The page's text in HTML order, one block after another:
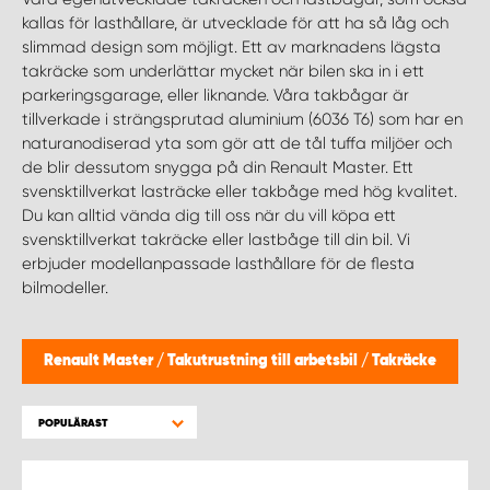
kallas för lasthållare, är utvecklade för att ha så låg och
slimmad design som möjligt. Ett av marknadens lägsta
takräcke som underlättar mycket när bilen ska in i ett
parkeringsgarage, eller liknande. Våra takbågar är
tillverkade i strängsprutad aluminium (6036 T6) som har en
naturanodiserad yta som gör att de tål tuffa miljöer och
de blir dessutom snygga på din Renault Master. Ett
svensktillverkat lasträcke eller takbåge med hög kvalitet.
Du kan alltid vända dig till oss när du vill köpa ett
svensktillverkat takräcke eller lastbåge till din bil. Vi
erbjuder modellanpassade lasthållare för de flesta
bilmodeller.
Renault Master / Takutrustning till arbetsbil / Takräcke
POPULÄRAST
WORK SYSTEM HELSINGBORG
WORK SYSTEM JÖNKÖPING
WORK SYSTEM KALMAR
WORK SYSTEM KARLSTAD
WORK SYSTEM KIRUNA
WORK SYSTEM LINKÖPING
WORK SYSTEM LULEÅ